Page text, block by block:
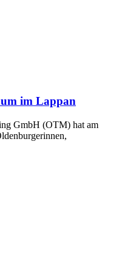
im Lappan
GmbH (OTM) hat am